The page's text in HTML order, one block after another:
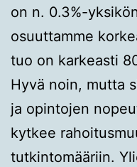
on n. 0.3%-
osuuttamme
tuo on karkeasti
Hyvä noin, mutta
ja opintojen
kytkee
tutkintomääriin.